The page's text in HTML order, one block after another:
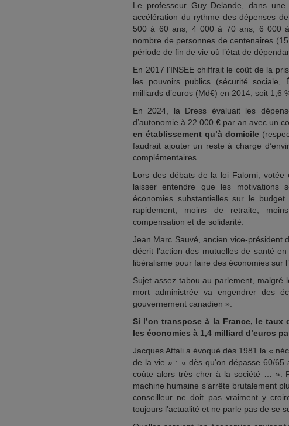
Le professeur Guy Delande, dans
accélération du rythme des dépenses
500 à 60 ans, 4 000 à 70 ans, 6 000
nombre de personnes de centenaires
période de fin de vie où l’état de
En 2017 l’INSEE chiffrait le coût de la
les pouvoirs publics (sécurité
milliards d’euros (Md€) en 2014, soit 1,6
En 2024, la Dress évaluait les
d’autonomie à 22 000 € par an avec un
en établissement qu’à domicile
faudrait ajouter un reste à charge
complémentaires.
Lors des débats de la loi Falorni, votée
laisser entendre que les motivations
économies substantielles sur le
rapidement, moins de retraite,
compensation et de solidarité.
Jean Marc Sauvé, ancien vice-président
décrit l’action des mutuelles de santé
libéralisme pour faire des économies sur
Sujet assez tabou au parlement, malgré
mort administrée va engendrer des
gouvernement canadien ».
Si l’on transpose à la France, le
les économies à 1,4 milliard d’euros
Jacques Attali a évoqué dès 1981 la «
de la vie » : « dès qu’on dépasse 60/65
coûte alors très cher à la société … ».
machine humaine s’arrête brutalement
conseilleur ne doit pas vraiment y
toujours l’actualité et ne parle pas de se